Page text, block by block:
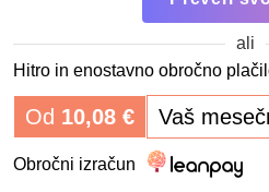
ali
Hitro in enostavno obročno
Od 10,08 € Vaš
Obročni izračun